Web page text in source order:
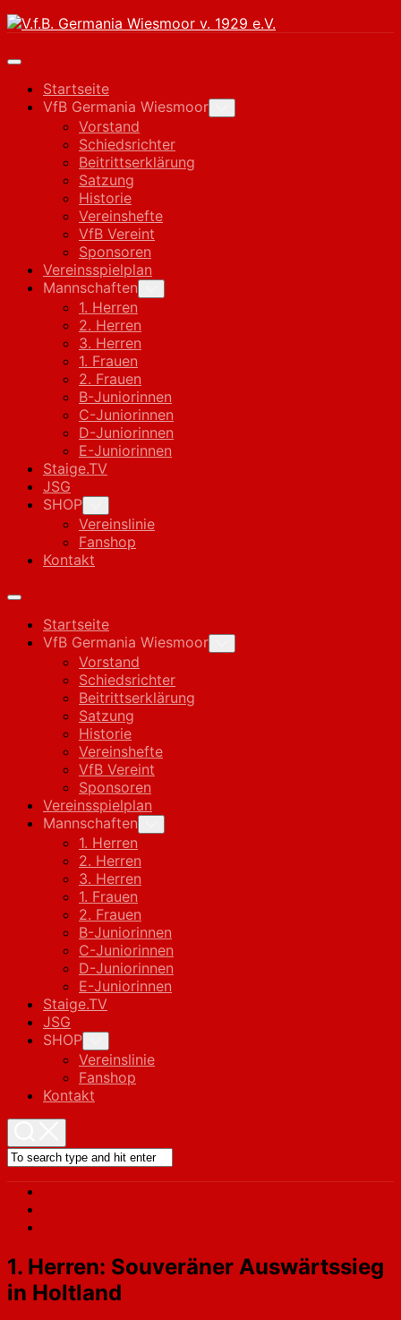
Skip
content
Expand
Startseite
VfB Germania Wiesmoor
Child
Vorstand
Schiedsrichter
Beitrittserklärung
Satzung
Historie
Vereinshefte
VfB Vereint
Sponsoren
Vereinsspielplan
Mannschaften
Child
1. Herren
2. Herren
3. Herren
1. Frauen
2. Frauen
B-Juniorinnen
C-Juniorinnen
D-Juniorinnen
E-Juniorinnen
Staige.TV
JSG
SHOP
Child
Menu
Vereinslinie
Fanshop
Kontakt
Expand
Startseite
VfB Germania Wiesmoor
Child
Vorstand
Schiedsrichter
Beitrittserklärung
Satzung
Historie
Vereinshefte
VfB Vereint
Sponsoren
Vereinsspielplan
Mannschaften
Child
1. Herren
2. Herren
3. Herren
1. Frauen
2. Frauen
B-Juniorinnen
C-Juniorinnen
D-Juniorinnen
E-Juniorinnen
Staige.TV
JSG
SHOP
Child
Menu
Vereinslinie
Fanshop
Kontakt
1. Herren: Souveräner Auswärtssieg
in Holtland